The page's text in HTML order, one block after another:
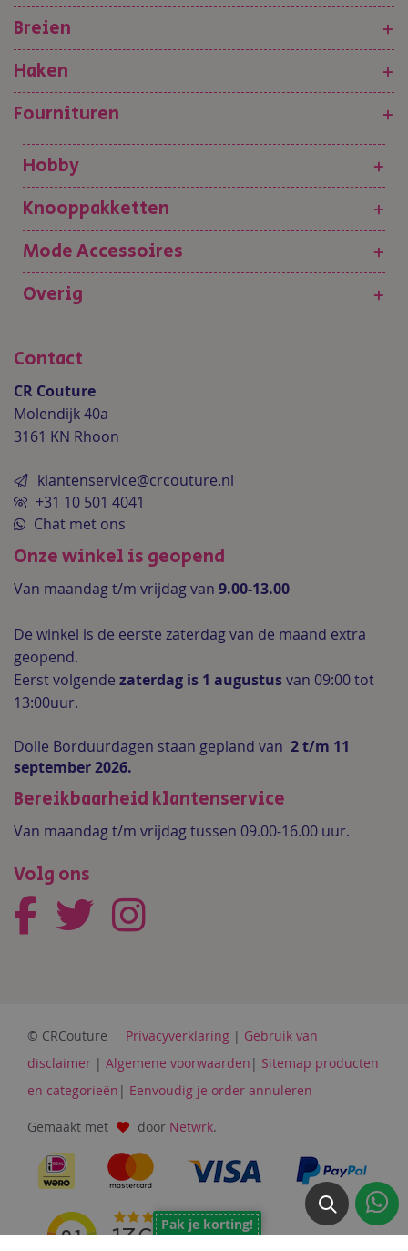
Breien
+
Haken
+
Fournituren
+
Hobby
+
Knooppakketten
+
Mode Accessoires
+
Overig
+
Contact
CR Couture
Molendijk 40a
3161 KN Rhoon
klantenservice@crcouture.nl
+31 10 501 4041
Chat met ons
Onze winkel is geopend
Van maandag t/m vrijdag van 9.00-13.00
De winkel is de eerste zaterdag van de maand extra
geopend.
Eerst volgende zaterdag is 1 augustusvan 09:00 tot
13:00uur.
Dolle Borduurdagen staan gepland van 2 t/m 11
september 2026.
Bereikbaarheid klantenservice
Van maandag t/m vrijdag tussen 09.00-16.00 uur.
Volg ons
© CRCouture Privacyverklaring | Gebruik van
disclaimer | Algemene voorwaarden | Sitemap producten
en categorieën | Eenvoudig je order annuleren
Gemaakt met door Netwrk.
Pak je korting!